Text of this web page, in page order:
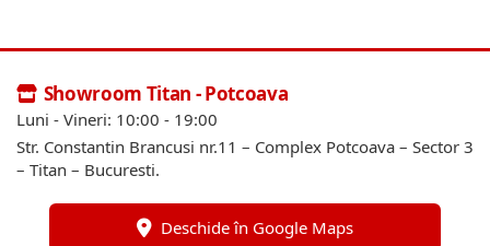
Showroom Titan - Potcoava
Luni - Vineri: 10:00 - 19:00
Str. Constantin Brancusi nr.11 – Complex Potcoava – Sector 3
– Titan – Bucuresti.
Deschide în Google Maps